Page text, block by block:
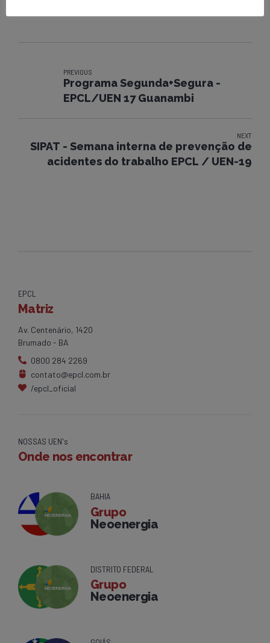
PREVIOUS
Programa Segunda+Segura -
EPCL/UEN 17 Guanambi
NEXT
SIPAT - Semana interna de prevenção de
acidentes do trabalho EPCL / UEN-19
EPCL
Matriz
Av. Centenário, 1420
Brumado - BA
0800 284 2269
contato@epcl.com.br
/epcl_oficial
NOSSAS UEN's
Onde nos encontrar
BAHIA
Grupo
Neoenergia
DISTRITO FEDERAL
Grupo
Neoenergia